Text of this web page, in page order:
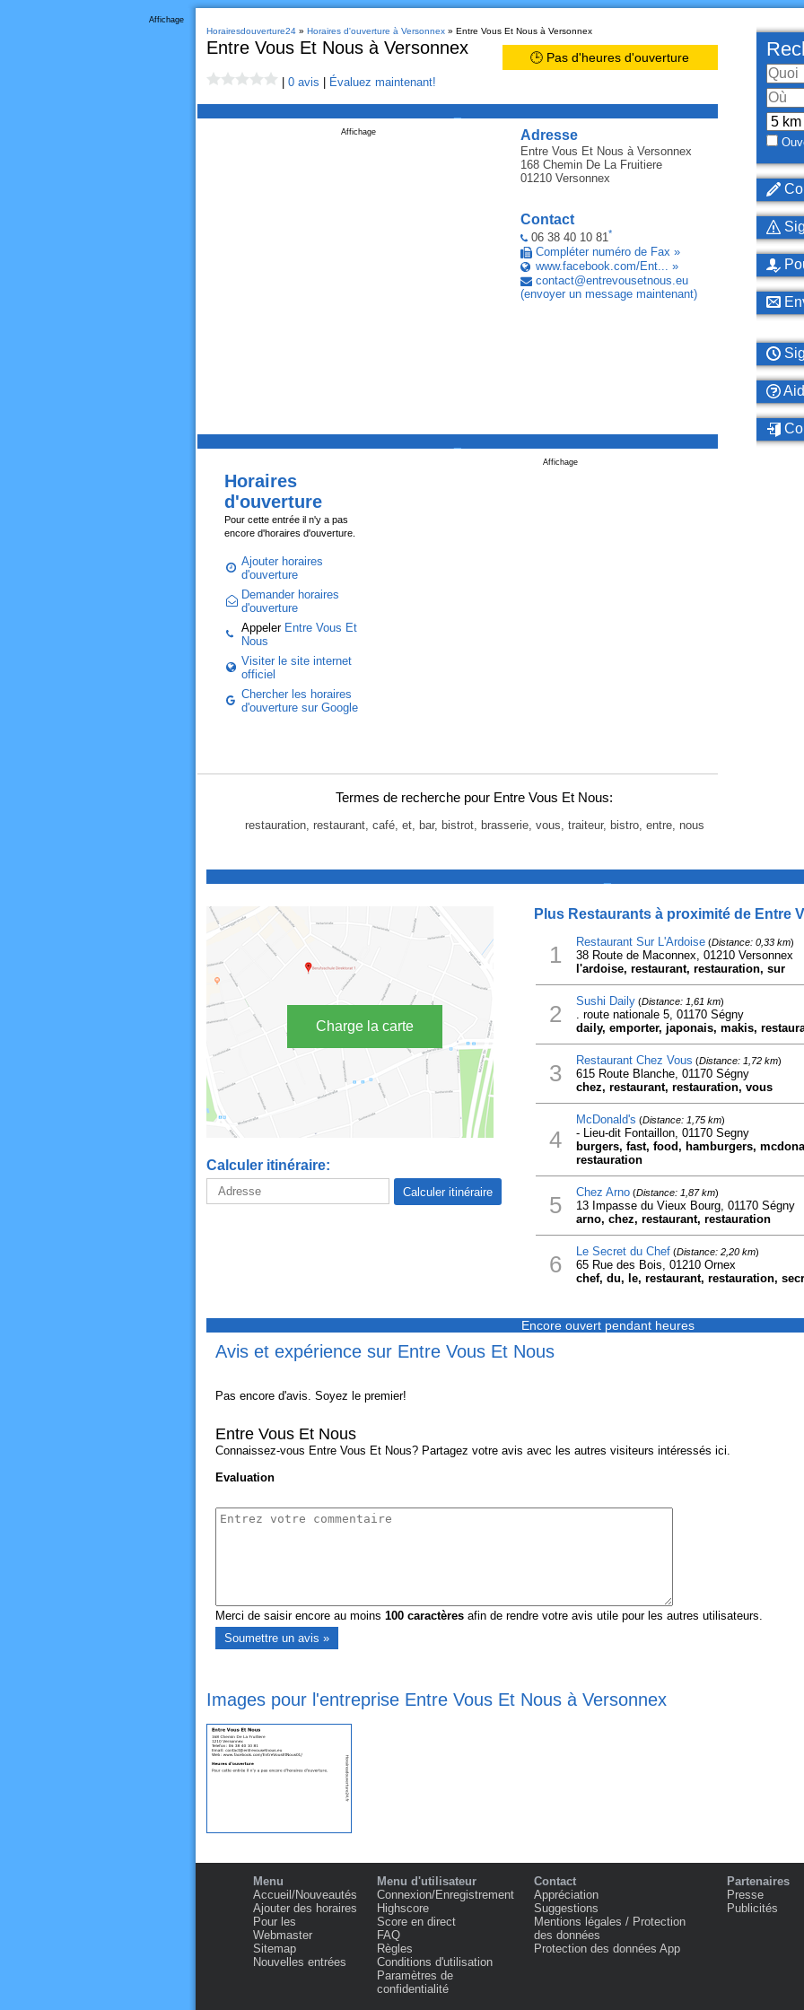
Affichage
Horairesdouverture24» Horaires d'ouverture à Versonnex» Entre Vous Et Nous à Versonnex
Entre Vous Et Nous à Versonnex 🕒 Pas d'heures d'ouverture
0 avis Évaluez maintenant!
Adresse
Entre Vous Et Nous à Versonnex
168 Chemin De La Fruitiere
01210 Versonnex
Contact
06 38 40 10 81*
Compléter numéro de Fax »
www.facebook.com/Ent... »
contact@entrevousetnous.eu
(envoyer un message maintenant)
Affichage
Affichage
Horaires
d'ouverture
Pour cette entrée il n'y a pas
encore d'horaires d'ouverture.
Ajouter horaires
d'ouverture
Demander horaires
d'ouverture
Appeler Entre Vous Et
Nous
Visiter le site internet
officiel
Chercher les horaires
d'ouverture sur Google
Termes de recherche pour Entre Vous Et Nous:
restauration, restaurant, café, et, bar, bistrot, brasserie, vous, traiteur, bistro, entre, nous
Charge la carte
Calculer itinéraire:
Plus Restaurants à proximité de Entre
1 Restaurant Sur L'Ardoise(Distance: 0,33 km)
38 Route de Maconnex, 01210 Versonnex
l'ardoise, restaurant, restauration, sur
2 Sushi Daily(Distance: 1,61 km)
. route nationale 5, 01170 Ségny
daily, emporter, japonais, makis,
3 Restaurant Chez Vous (Distance: 1,72 km)
615 Route Blanche, 01170 Ségny
chez, restaurant, restauration, vous
4
McDonald's (Distance: 1,75 km)
- Lieu-dit Fontaillon, 01170 Segny
burgers, fast, food, hamburgers,
restauration
5 Chez Arno(Distance: 1,87 km)
13 Impasse du Vieux Bourg, 01170 Ségny
arno, chez, restaurant, restauration
6 Le Secret du Chef(Distance: 2,20 km)
65 Rue des Bois, 01210 Ornex
chef, du, le, restaurant, restauration,
Encore ouvert pendant heures
Avis et expérience sur Entre Vous Et Nous
Pas encore d'avis. Soyez le premier!
Entre Vous Et Nous
Connaissez-vous Entre Vous Et Nous? Partagez votre avis avec les autres visiteurs intéressés ici.
Evaluation
Merci de saisir encore au moins 100caractèresafin de rendre votre avis utile pour les autres utilisateurs.
Images pour l'entreprise Entre Vous Et Nous à Versonnex
Menu
Accueil/Nouveautés
Ajouter des horaires
Pour les
Webmaster
Sitemap
Nouvelles entrées
Menu d'utilisateur
Connexion/Enregistrement
Highscore
Score en direct
FAQ
Règles
Conditions d'utilisation
Paramètres de
confidentialité
Contact
Appréciation
Suggestions
Mentions légales / Protection
des données
Protection des données App
Partenaires
Presse
Publicités